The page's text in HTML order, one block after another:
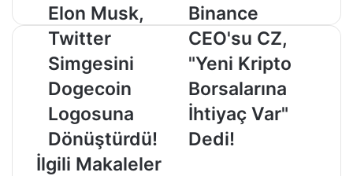
Elon
Musk,
Twitter
Simgesini
Dogecoin
Logosuna
Dönüştürdü!
Elon Musk,
Twitter
Simgesini
Dogecoin
Logosuna
Dönüştürdü!
Binance
CEO'su
CZ,
"Yeni
Kripto
Borsalarına
İhtiyaç
Var"
Dedi!
Binance
CEO'su CZ,
"Yeni Kripto
Borsalarına
İhtiyaç Var"
Dedi!
İlgili Makaleler